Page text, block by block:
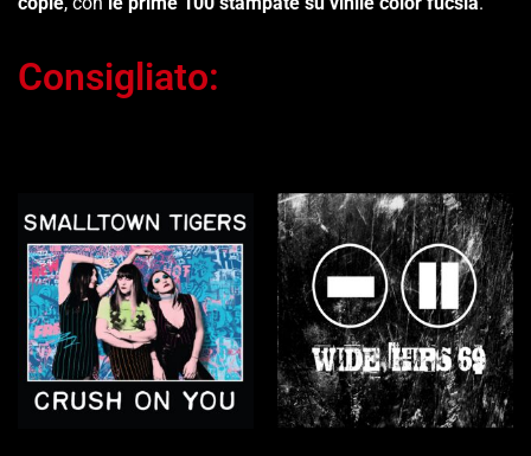
Consigliato: